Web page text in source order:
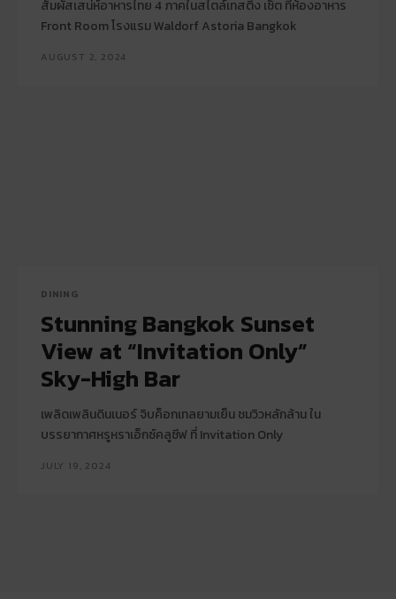
สัมผัสเสน่ห์อาหารไทย 4 ภาคในสไตล์เทสติ้ง เซ็ต ที่ห้องอาหาร
Front Room โรงแรม Waldorf Astoria Bangkok
AUGUST 2, 2024
DINING
Stunning Bangkok Sunset
View at “Invitation Only”
Sky-High Bar
เพลิดเพลินดินเนอร์ จิบค็อกเทลยามเย็น ชมวิวหลักล้าน ใน
บรรยากาศหรูหราเอ็กซ์คลูซีฟ ที่ Invitation Only
JULY 19, 2024